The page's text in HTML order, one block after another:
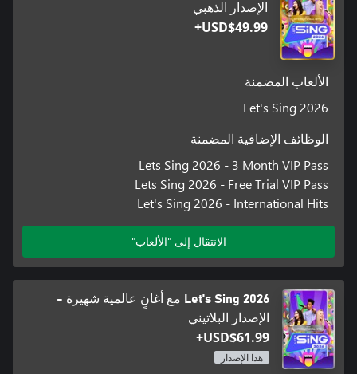
الإصدار الذهبي
USD$49.99+
الألعاب المضمنة
Let's Sing 2026
الوظائف الإضافية المضمنة
Lets Sing 2026 - 3 Month VIP Pass
Lets Sing 2026 - Free Trial VIP Pass
Let's Sing 2026 - International Hits
الانتقال إلى "الألعاب"
Let's Sing 2026 مع أغانٍ عالمية شهيرة -
الإصدار البلاتيني
USD$61.99+
هذا الإصدار